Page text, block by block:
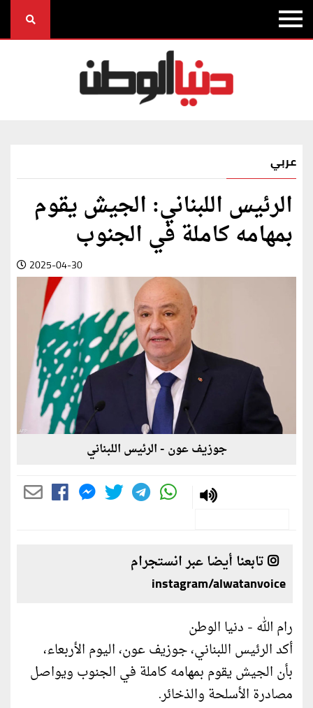
عربي
الرئيس اللبناني: الجيش يقوم
بمهامه كاملة في الجنوب
2025-04-30
جوزيف عون - الرئيس اللبناني
تابعنا أيضا عبر انستجرام
instagram/alwatanvoice
رام الله - دنيا الوطن
أكد الرئيس اللبناني، جوزيف عون، اليوم الأربعاء،
بأن الجيش يقوم بمهامه كاملة في الجنوب ويواصل
مصادرة الأسلحة والذخائر.